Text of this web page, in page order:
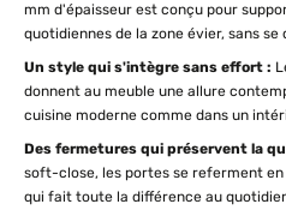
mm d'épaisseur est conçu pour
quotidiennes de la zone évier, sans
Un style qui s'intègre sans effort :
donnent au meuble une allure
cuisine moderne comme dans un
Des fermetures qui préservent la
soft-close, les portes se referment
qui fait toute la différence au